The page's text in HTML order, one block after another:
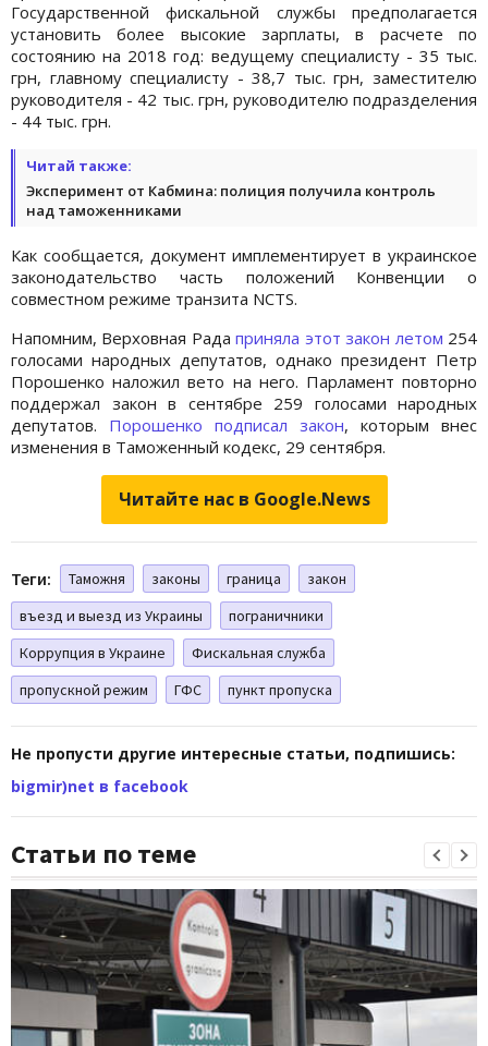
Государственной фискальной службы предполагается
установить более высокие зарплаты, в расчете по
состоянию на 2018 год: ведущему специалисту - 35 тыс.
грн, главному специалисту - 38,7 тыс. грн, заместителю
руководителя - 42 тыс. грн, руководителю подразделения
- 44 тыс. грн.
Читай также:
Эксперимент от Кабмина: полиция получила контроль
над таможенниками
Как сообщается, документ имплементирует в украинское
законодательство часть положений Конвенции о
совместном режиме транзита NCTS.
Напомним, Верховная Радаприняла этот закон летом 254
голосами народных депутатов, однако президент Петр
Порошенко наложил вето на него. Парламент повторно
поддержал закон в сентябре 259 голосами народных
депутатов. Порошенко подписал закон, которым внес
изменения в Таможенный кодекс, 29 сентября.
Читайте нас в Google.News
Теги: Таможня законы граница
закон
въезд и выезд из Украины
пограничники
Коррупция в Украине
Фискальная служба
пропускной режим
ГФС пункт пропуска
Не пропусти другие интересные статьи, подпишись:
bigmir)net в facebook
Статьи по теме